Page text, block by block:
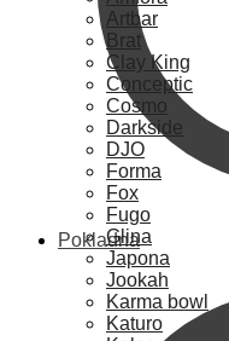
Pokladna
Artbar
Brat
Clay King
Conceptic
Cosmo
Darkside
DJO
Forma
Fox
Fugo
Glina
Japona
Jookah
Karma bowl
Katuro